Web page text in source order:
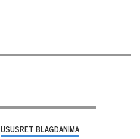
USUSRET BLAGDANIMA